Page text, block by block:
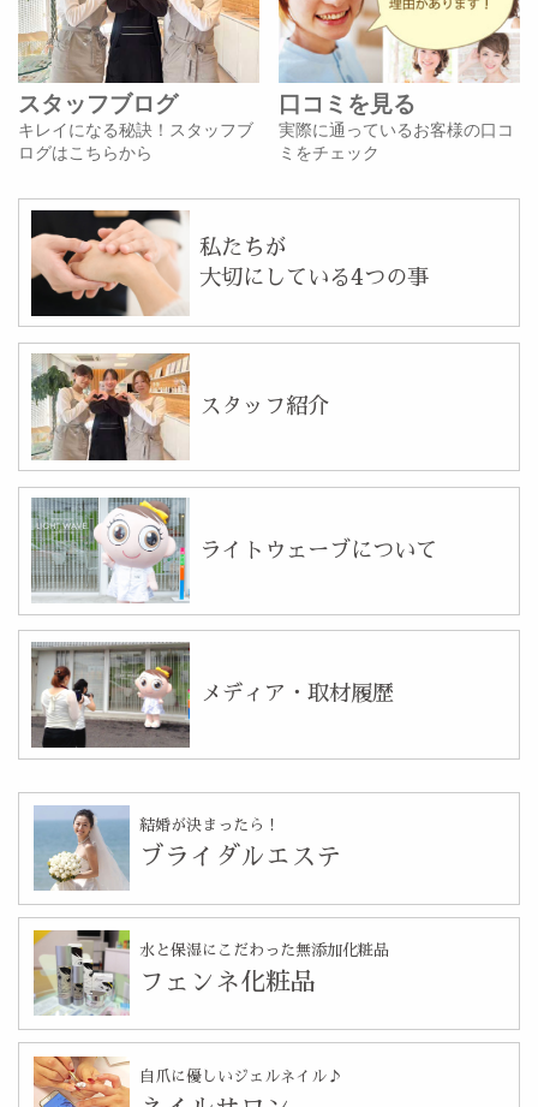
スタッフブログ
キレイになる秘訣！スタッフブ
ログはこちらから
口コミを見る
実際に通っているお客様の口コ
ミをチェック
私たちが
大切にしている4つの事
スタッフ紹介
ライトウェーブについて
メディア・取材履歴
結婚が決まったら！
ブライダルエステ
水と保湿にこだわった無添加化粧品
フェンネ化粧品
自爪に優しいジェルネイル♪